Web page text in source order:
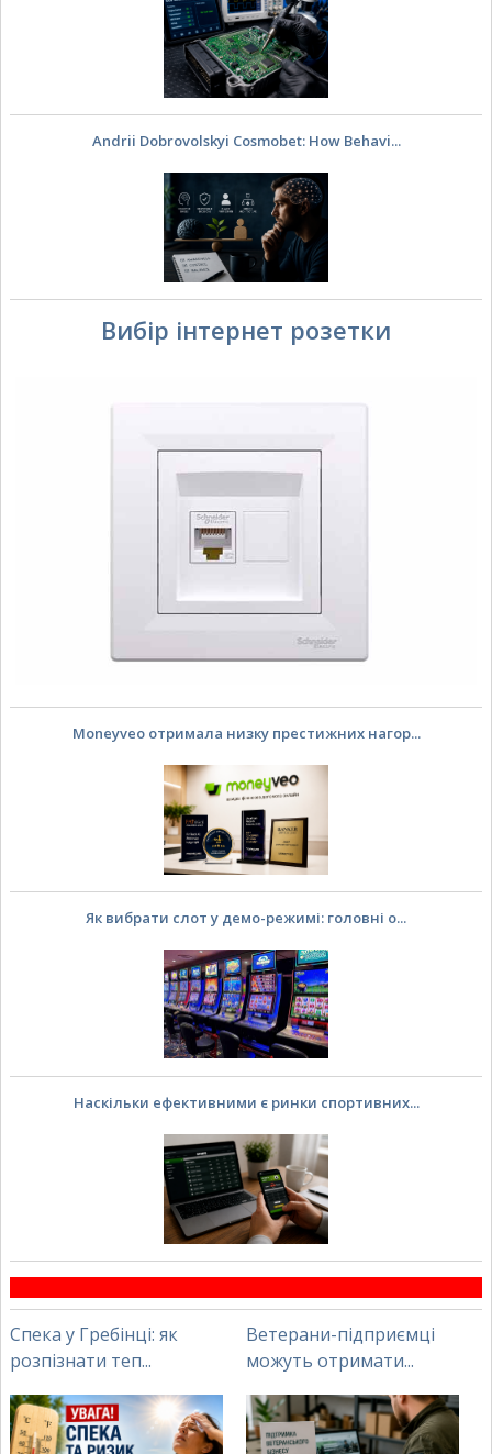
Andrii Dobrovolskyi Cosmobet: How Behavi...
Вибір інтернет розетки
Moneyveo отримала низку престижних нагор...
Як вибрати слот у демо-режимі: головні о...
Наскільки ефективними є ринки спортивних...
Спека у Гребінці: як
розпізнати теп...
Ветерани-підприємці
можуть отримати...